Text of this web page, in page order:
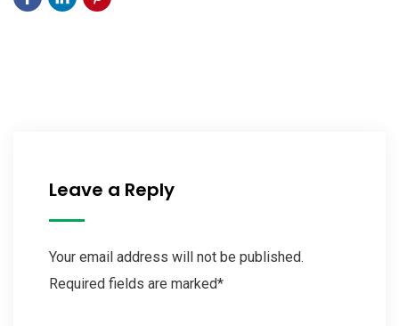
Leave a Reply
Your email address will not be published.
Required fields are marked*